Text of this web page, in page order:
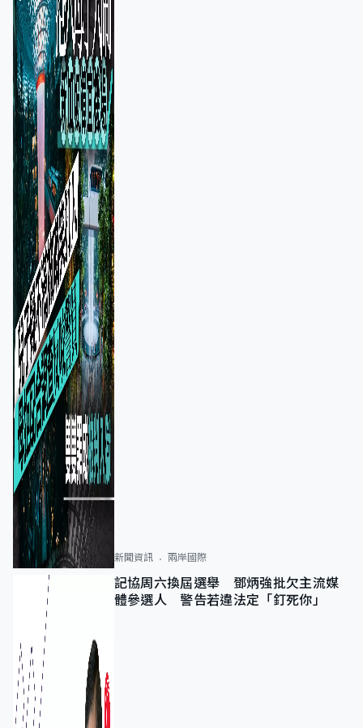
新聞資訊 兩岸國際
記協周六換屆選舉 鄧炳強批欠主流媒
體參選人 警告若違法定「釘死你」